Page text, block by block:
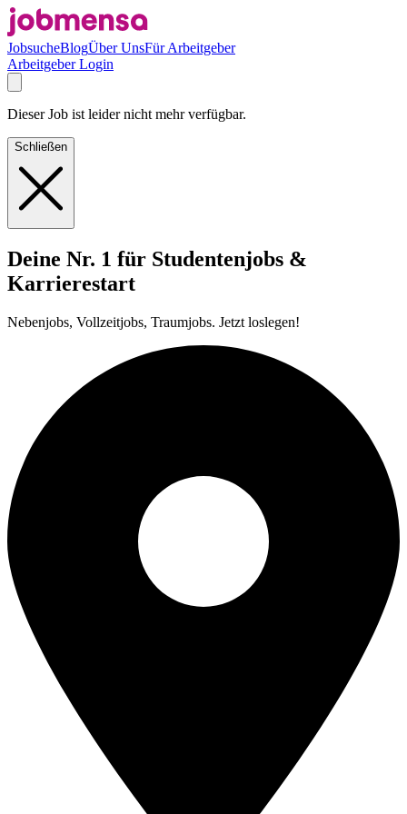
JobsucheBlogÜber UnsFür Arbeitgeber
Arbeitgeber Login
Dieser Job ist leider nicht mehr verfügbar.
Schließen
Deine Nr. 1 für Studentenjobs &
Karrierestart
Nebenjobs, Vollzeitjobs, Traumjobs. Jetzt loslegen!